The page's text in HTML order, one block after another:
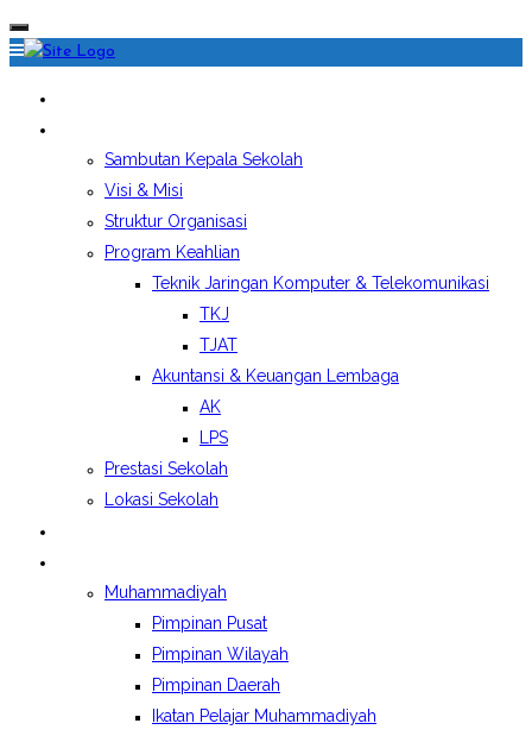
Sambutan Kepala Sekolah
Visi & Misi
Struktur Organisasi
Program Keahlian
Teknik Jaringan Komputer & Telekomunikasi
TKJ
TJAT
Akuntansi & Keuangan Lembaga
AK
LPS
Prestasi Sekolah
Lokasi Sekolah
Muhammadiyah
Pimpinan Pusat
Pimpinan Wilayah
Pimpinan Daerah
Ikatan Pelajar Muhammadiyah